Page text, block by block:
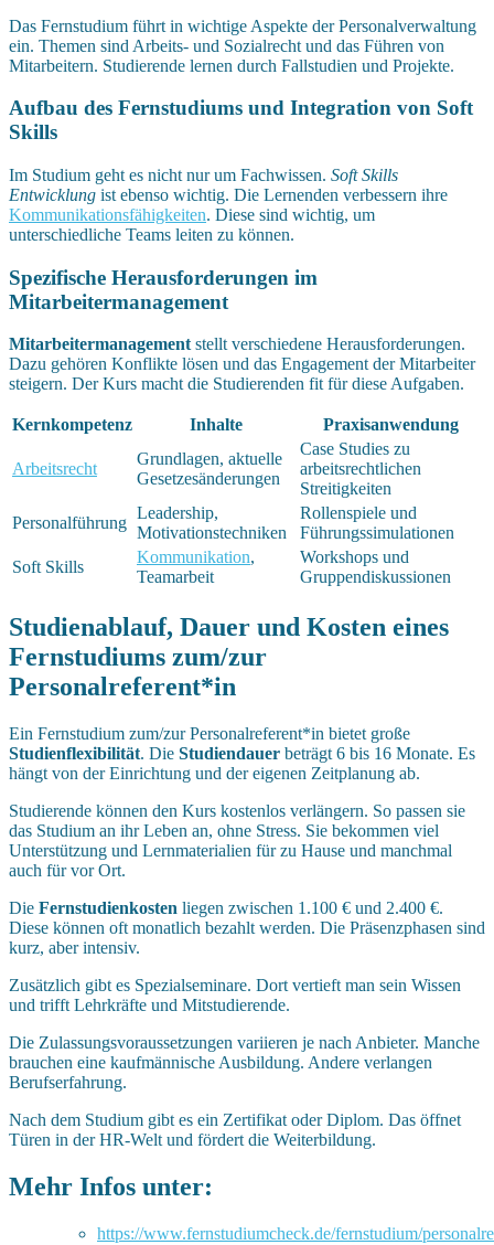
Das Fernstudium führt in wichtige Aspekte der Personalverwaltung
ein. Themen sind Arbeits- und Sozialrecht und das Führen von
Mitarbeitern. Studierende lernen durch Fallstudien und Projekte.
Aufbau des Fernstudiums und Integration von Soft
Skills
Im Studium geht es nicht nur um Fachwissen. Soft Skills
Entwicklung ist ebenso wichtig. Die Lernenden verbessern ihre
Kommunikationsfähigkeiten. Diese sind wichtig, um
unterschiedliche Teams leiten zu können.
Spezifische Herausforderungen im
Mitarbeitermanagement
Mitarbeitermanagementstellt verschiedene Herausforderungen.
Dazu gehören Konflikte lösen und das Engagement der Mitarbeiter
steigern. Der Kurs macht die Studierenden fit für diese Aufgaben.
Kernkompetenz Inhalte Praxisanwendung
Arbeitsrecht
Grundlagen, aktuelle
Gesetzesänderungen
Case Studies zu
arbeitsrechtlichen
Streitigkeiten
Personalführung
Leadership,
Motivationstechniken
Rollenspiele und
Führungssimulationen
Soft Skills
Kommunikation,
Teamarbeit
Workshops und
Gruppendiskussionen
Studienablauf, Dauer und Kosten eines
Fernstudiums zum/zur
Personalreferent*in
Ein Fernstudium zum/zur Personalreferent*in bietet große
Studienflexibilität. Die Studiendauer beträgt 6 bis 16 Monate. Es
hängt von der Einrichtung und der eigenen Zeitplanung ab.
Studierende können den Kurs kostenlos verlängern. So passen sie
das Studium an ihr Leben an, ohne Stress. Sie bekommen viel
Unterstützung und Lernmaterialien für zu Hause und manchmal
auch für vor Ort.
Die Fernstudienkosten liegen zwischen 1.100 € und 2.400 €.
Diese können oft monatlich bezahlt werden. Die Präsenzphasen sind
kurz, aber intensiv.
Zusätzlich gibt es Spezialseminare. Dort vertieft man sein Wissen
und trifft Lehrkräfte und Mitstudierende.
Die Zulassungsvoraussetzungen variieren je nach Anbieter. Manche
brauchen eine kaufmännische Ausbildung. Andere verlangen
Berufserfahrung.
Nach dem Studium gibt es ein Zertifikat oder Diplom. Das öffnet
Türen in der HR-Welt und fördert die Weiterbildung.
Mehr Infos unter:
https://www.fernstudiumcheck.de/fernstudium/